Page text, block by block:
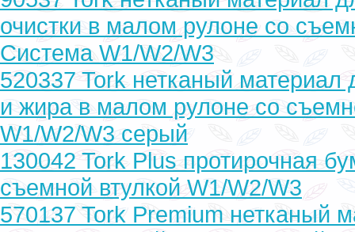
очистки в малом рулоне со
Система W1/W2/W3
520337 Tork нетканый
и жира в малом рулоне со
W1/W2/W3 серый
130042 Tork Plus протирочная
съемной втулкой W1/W2/W3
570137 Tork Premium нетканый